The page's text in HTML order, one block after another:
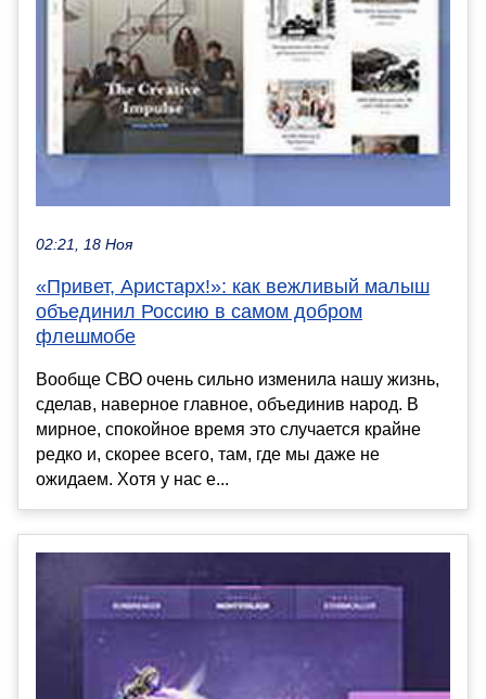
02:21, 18 Ноя
«Привет, Аристарх!»: как вежливый малыш
объединил Россию в самом добром
флешмобе
Вообще СВО очень сильно изменила нашу жизнь,
сделав, наверное главное, объединив народ. В
мирное, спокойное время это случается крайне
редко и, скорее всего, там, где мы даже не
ожидаем. Хотя у нас е...